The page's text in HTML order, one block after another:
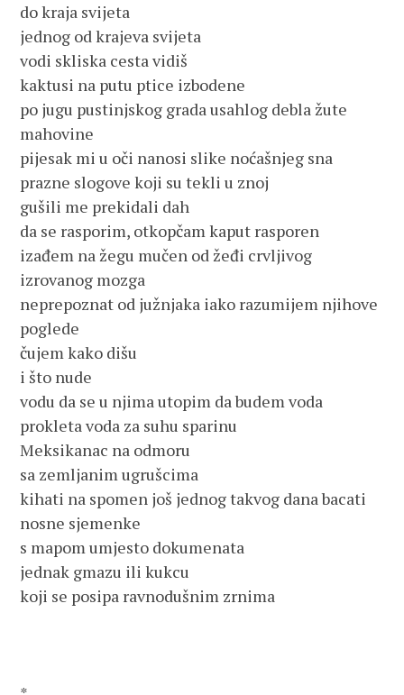
do kraja svijeta
jednog od krajeva svijeta
vodi skliska cesta vidiš
kaktusi na putu ptice izbodene
po jugu pustinjskog grada usahlog debla žute
mahovine
pijesak mi u oči nanosi slike noćašnjeg sna
prazne slogove koji su tekli u znoj
gušili me prekidali dah
da se rasporim, otkopčam kaput rasporen
izađem na žegu mučen od žeđi crvljivog
izrovanog mozga
neprepoznat od južnjaka iako razumijem njihove
poglede
čujem kako dišu
i što nude
vodu da se u njima utopim da budem voda
prokleta voda za suhu sparinu
Meksikanac na odmoru
sa zemljanim ugrušcima
kihati na spomen još jednog takvog dana bacati
nosne sjemenke
s mapom umjesto dokumenata
jednak gmazu ili kukcu
koji se posipa ravnodušnim zrnima